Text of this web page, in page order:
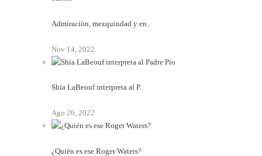
Admiración, mezquindad y en..
Nov 14, 2022
Shia LaBeouf interpreta al P..
Ago 26, 2022
¿Quién es ese Roger Waters?